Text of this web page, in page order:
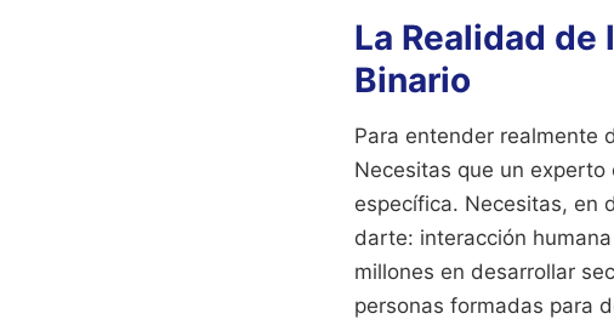
La Realidad de
Binario
Para entender realmente
Necesitas que un
específica. Necesitas, en
darte: interacción
millones en desarrollar
personas formadas para